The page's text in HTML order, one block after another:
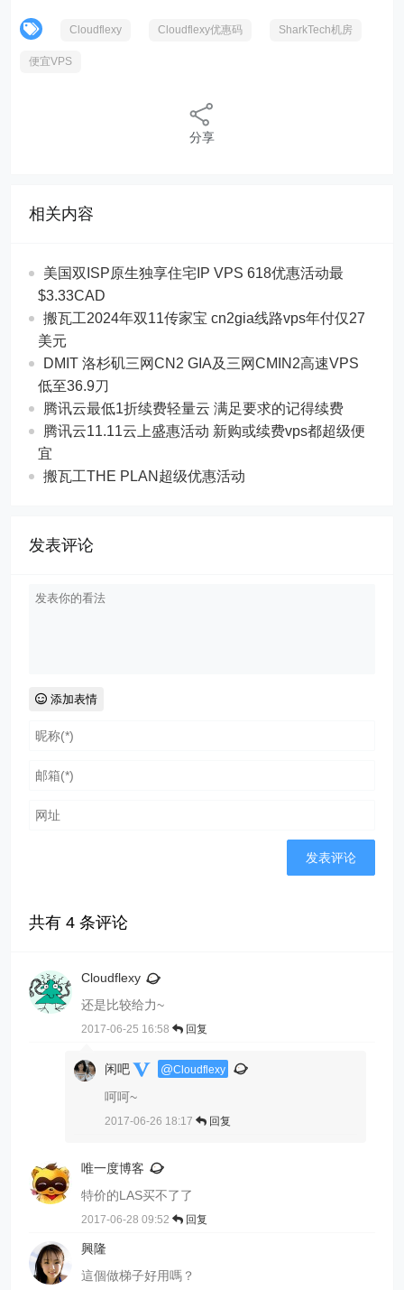
Cloudflexy Cloudflexy优惠码 SharkTech机房
便宜VPS
分享
相关内容
美国双ISP原生独享住宅IP VPS 618优惠活动最
$3.33CAD
搬瓦工2024年双11传家宝 cn2gia线路vps年付仅27
美元
DMIT 洛杉矶三网CN2 GIA及三网CMIN2高速VPS
低至36.9刀
腾讯云最低1折续费轻量云 满足要求的记得续费
腾讯云11.11云上盛惠活动 新购或续费vps都超级便
宜
搬瓦工THE PLAN超级优惠活动
发表评论
添加表情
共有4 条评论
Cloudflexy
还是比较给力~
2017-06-25 16:58 回复
闲吧 @Cloudflexy
呵呵~
2017-06-26 18:17 回复
唯一度博客
特价的LAS买不了了
2017-06-28 09:52 回复
興隆
這個做梯子好用嗎？